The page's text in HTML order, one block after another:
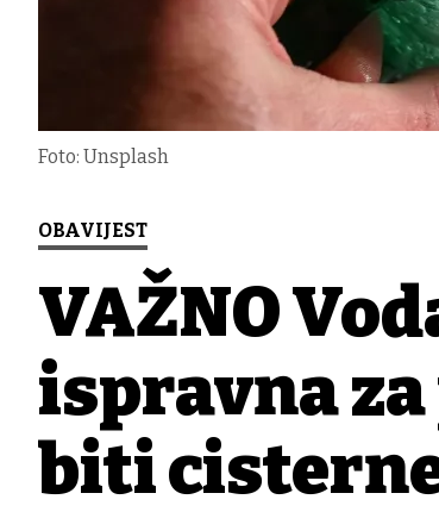
Foto: Unsplash
OBAVIJEST
VAŽNO
ispravna za
biti